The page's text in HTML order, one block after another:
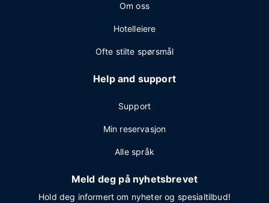
Om oss
Hotelleiere
Ofte stilte spørsmål
Help and support
Support
Min reservasjon
Alle språk
Meld deg på nyhetsbrevet
Hold deg informert om nyheter og spesialtilbud!